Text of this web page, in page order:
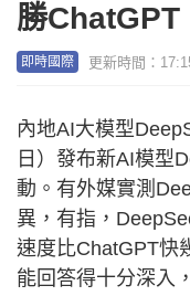
勝ChatGPT
即時國際 更新時間：
內地AI大模型
日）發布新AI模型
動。有外媒實測
異，有指，
速度比ChatGPT快
能回答得十分深入